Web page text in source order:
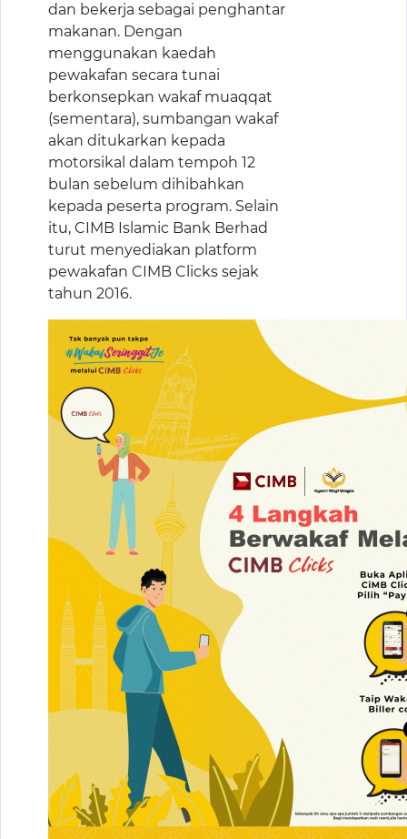
dan bekerja sebagai penghantar
makanan. Dengan
menggunakan kaedah
pewakafan secara tunai
berkonsepkan wakaf muaqqat
(sementara), sumbangan wakaf
akan ditukarkan kepada
motorsikal dalam tempoh 12
bulan sebelum dihibahkan
kepada peserta program. Selain
itu, CIMB Islamic Bank Berhad
turut menyediakan platform
pewakafan CIMB Clicks sejak
tahun 2016.